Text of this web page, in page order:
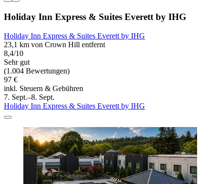
Holiday Inn Express & Suites Everett by IHG
Holiday Inn Express & Suites Everett by IHG
23,1 km von Crown Hill entfernt
8,4/10
Sehr gut
(1.004 Bewertungen)
97 €
inkl. Steuern & Gebühren
7. Sept.–8. Sept.
Holiday Inn Express & Suites Everett by IHG